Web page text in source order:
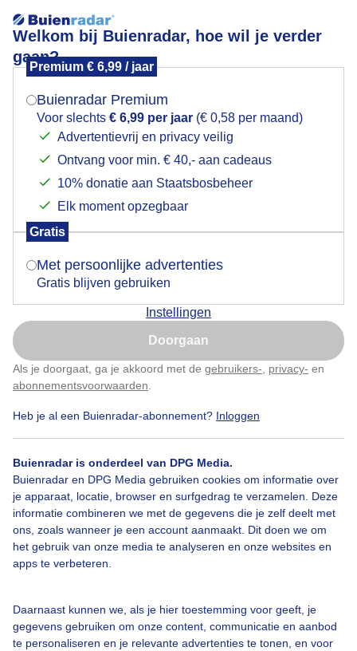
Welkom bij Buienradar, hoe wil je verder
gaan?
Premium € 6,99 / jaar
Buienradar Premium
Voor slechts € 6,99 per jaar (€ 0,58 per maand)
Advertentievrij en privacy veilig
Ontvang voor min. € 40,- aan cadeaus
10% donatie aan Staatsbosbeheer
Elk moment opzegbaar
Gratis
Met persoonlijke advertenties
Gratis blijven gebruiken
Instellingen
Doorgaan
Als je doorgaat, ga je akkoord met de gebruikers- privacy- en
abonnementsvoorwaarden
Heb je al een Buienradar-abonnement? Inloggen
Buienradar is onderdeel van DPG Media.
Buienradar en DPG Media gebruiken cookies om informatie over
je apparaat, locatie, browser en surfgedrag te verzamelen. Deze
informatie combineren we met de gegevens die je zelf deelt met
ons, zoals wanneer je een account aanmaakt. Dit doen we om
het gebruik van onze media te analyseren en onze websites en
apps te verbeteren.
Daarnaast kunnen we, als je hier toestemming voor geeft, je
gegevens gebruiken om onze content, communicatie en aanbod
te personaliseren en je relevante advertenties te tonen, en voor
Goedemorgen
Vanmorgen
Door: Dilia van Zon Gemaakt: 09-06-2026, 53x bekeken
Bekijk slideshow
Een moment geduld aub...
Mogen we je locatie gebruiken voor het
Indien je hier nog geen akkoord op hebt gegeven,
verschijnt er zo een pop-up uit je browser waarin
Is goed, toon de popup
Nu niet, misschien later
Klik hierom dit aan te passen